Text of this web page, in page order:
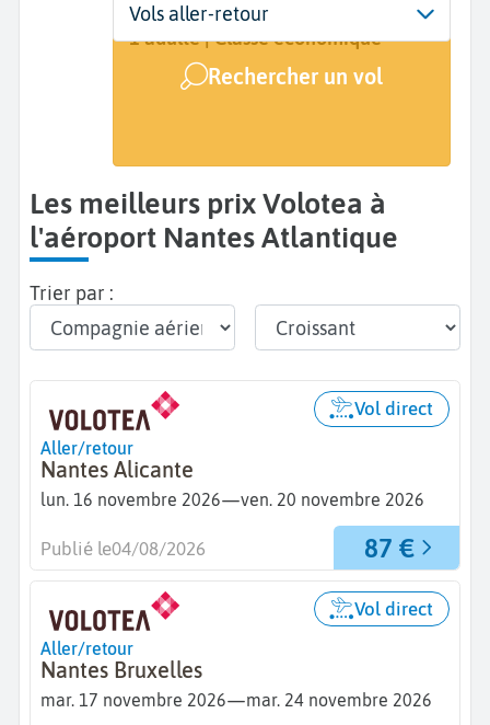
Départ
Nantes Atlantique (NTE)
Dates
Dates de votre voyage
Voyageurs | Classe
1 adulte | Classe économique
Rechercher un vol
Vols aller-retour
Les meilleurs prix Volotea à
l'aéroport Nantes Atlantique
Trier par :
Aller/retour
Nantes Alicante
lun. 16 novembre 2026—ven. 20 novembre 2026
Vol direct
87 €
Publié le04/08/2026
Aller/retour
Nantes Bruxelles
mar. 17 novembre 2026—mar. 24 novembre 2026
Vol direct